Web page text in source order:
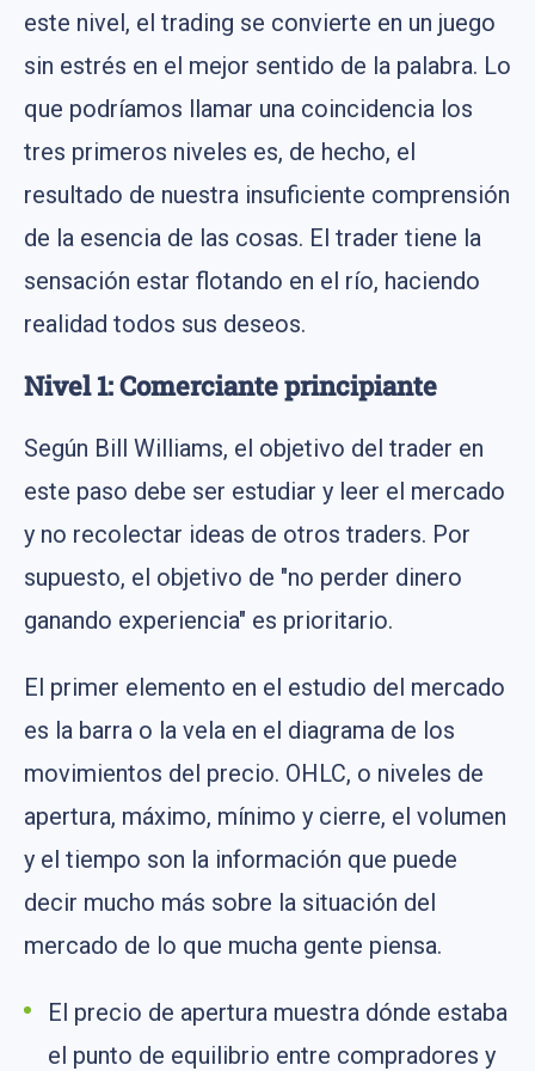
este nivel, el trading se convierte en un juego
sin estrés en el mejor sentido de la palabra. Lo
que podríamos llamar una coincidencia los
tres primeros niveles es, de hecho, el
resultado de nuestra insuficiente comprensión
de la esencia de las cosas. El trader tiene la
sensación estar flotando en el río, haciendo
realidad todos sus deseos.
Nivel 1: Comerciante principiante
Según Bill Williams, el objetivo del trader en
este paso debe ser estudiar y leer el mercado
y no recolectar ideas de otros traders. Por
supuesto, el objetivo de "no perder dinero
ganando experiencia" es prioritario.
El primer elemento en el estudio del mercado
es la barra o la vela en el diagrama de los
movimientos del precio. OHLC, o niveles de
apertura, máximo, mínimo y cierre, el volumen
y el tiempo son la información que puede
decir mucho más sobre la situación del
mercado de lo que mucha gente piensa.
El precio de apertura muestra dónde estaba
el punto de equilibrio entre compradores y